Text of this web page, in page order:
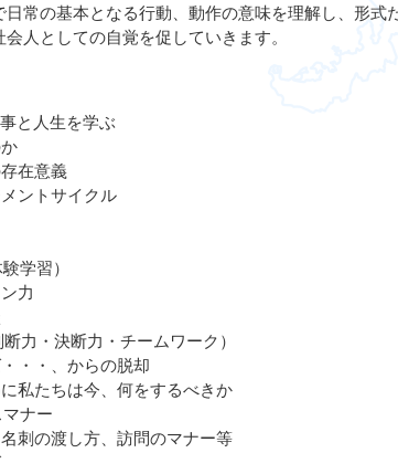
日常の基本となる行動、動作の意味を理解し、形
人としての自覚を促していきます。
と人生を学ぶ
在意義
ントサイクル
学習）
力
力・決断力・チームワーク）
・・、からの脱却
私たちは今、何をするべきか
ナー
刺の渡し方、訪問のマナー等